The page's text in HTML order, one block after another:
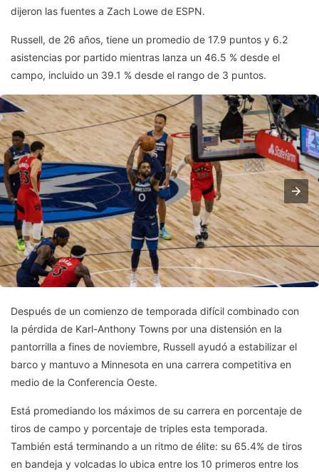
dijeron las fuentes a Zach Lowe de ESPN.
Russell, de 26 años, tiene un promedio de 17.9 puntos y 6.2
asistencias por partido mientras lanza un 46.5 % desde el
campo, incluido un 39.1 % desde el rango de 3 puntos.
Después de un comienzo de temporada difícil combinado con
la pérdida de Karl-Anthony Towns por una distensión en la
pantorrilla a fines de noviembre, Russell ayudó a estabilizar el
barco y mantuvo a Minnesota en una carrera competitiva en
medio de la Conferencia Oeste.
Está promediando los máximos de su carrera en porcentaje de
tiros de campo y porcentaje de triples esta temporada.
También está terminando a un ritmo de élite: su 65.4% de tiros
en bandeja y volcadas lo ubica entre los 10 primeros entre los